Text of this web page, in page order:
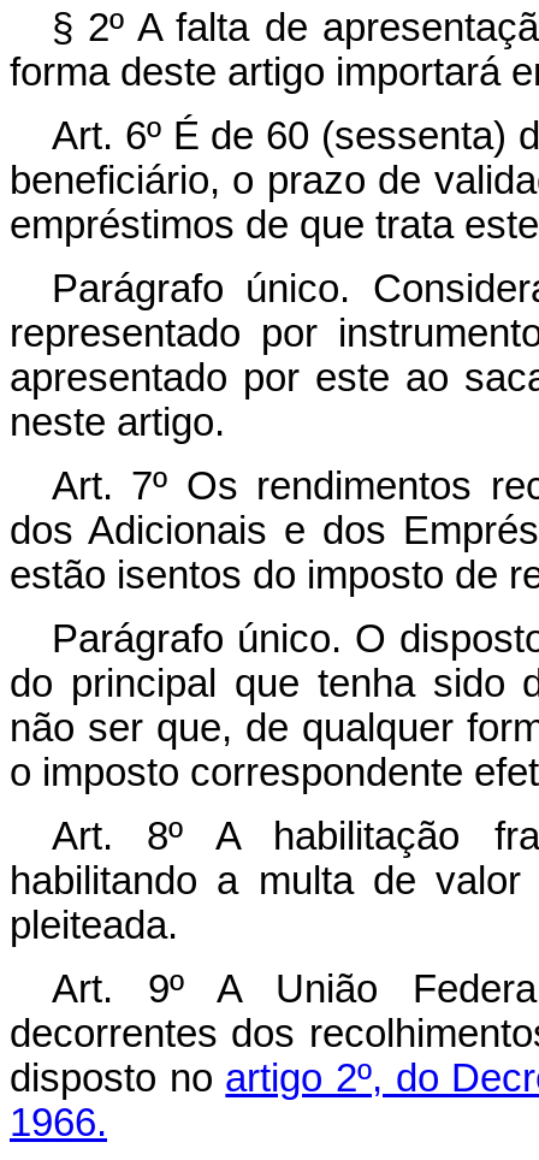
§ 2º A falta de
forma deste artigo importará
Art. 6º É de 60 (sessenta)
beneficiário, o prazo de
empréstimos de que trata
Parágrafo único.
representado por
apresentado por este ao
neste artigo.
Art. 7º Os rendimentos
dos Adicionais e dos
estão isentos do imposto de
Parágrafo único. O
do principal que tenha sido
não ser que, de qualquer
o imposto correspondente
Art. 8º A habilitação
habilitando a multa de
pleiteada.
Art. 9º A União
decorrentes dos
disposto no artigo 2º, do
1966.